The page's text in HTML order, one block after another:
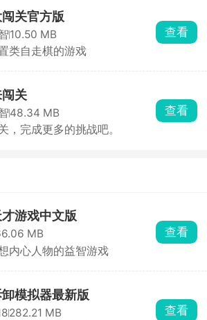
关官方版
10.50 MB
类自走棋的游戏
查看
关
48.34 MB
，完成更多的挑战吧。
查看
游戏中文版
MB
内心人物的益智游戏
查看
模拟器最新版
282.21 MB
查看